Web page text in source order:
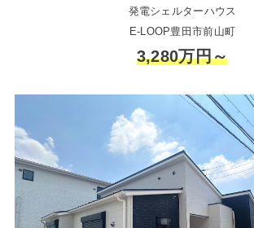
発電シェルターハウス
E-LOOP豊田市前山町
3,280万円～